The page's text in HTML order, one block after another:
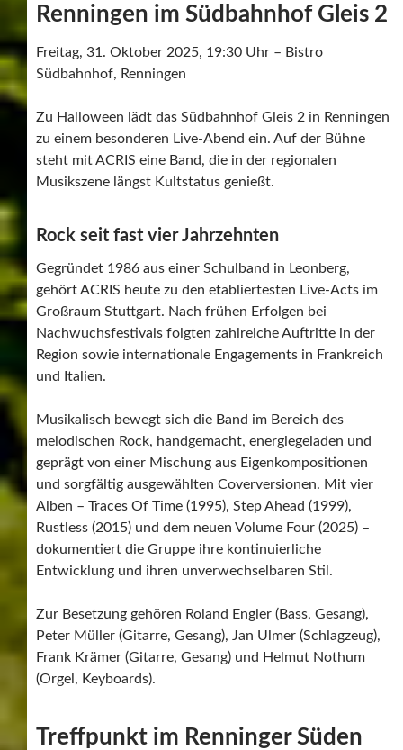
Renningen im Südbahnhof Gleis 2
Freitag, 31. Oktober 2025, 19:30 Uhr – Bistro
Südbahnhof, Renningen
Zu Halloween lädt das Südbahnhof Gleis 2 in Renningen
zu einem besonderen Live-Abend ein. Auf der Bühne
steht mit ACRIS eine Band, die in der regionalen
Musikszene längst Kultstatus genießt.
Rock seit fast vier Jahrzehnten
Gegründet 1986 aus einer Schulband in Leonberg,
gehört ACRIS heute zu den etabliertesten Live-Acts im
Großraum Stuttgart. Nach frühen Erfolgen bei
Nachwuchsfestivals folgten zahlreiche Auftritte in der
Region sowie internationale Engagements in Frankreich
und Italien.
Musikalisch bewegt sich die Band im Bereich des
melodischen Rock, handgemacht, energiegeladen und
geprägt von einer Mischung aus Eigenkompositionen
und sorgfältig ausgewählten Coverversionen. Mit vier
Alben – Traces Of Time (1995), Step Ahead (1999),
Rustless (2015) und dem neuen Volume Four (2025) –
dokumentiert die Gruppe ihre kontinuierliche
Entwicklung und ihren unverwechselbaren Stil.
Zur Besetzung gehören Roland Engler (Bass, Gesang),
Peter Müller (Gitarre, Gesang), Jan Ulmer (Schlagzeug),
Frank Krämer (Gitarre, Gesang) und Helmut Nothum
(Orgel, Keyboards).
Treffpunkt im Renninger Süden